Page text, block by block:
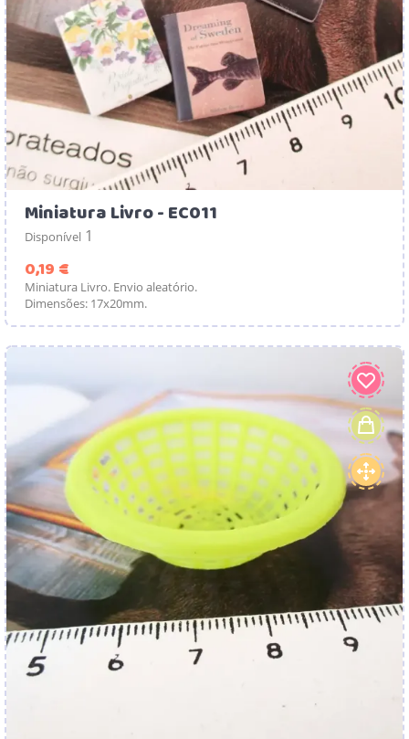
Miniatura Livro - EC011
Disponível 1
0,19 €
Miniatura Livro. Envio aleatório.
Dimensões: 17x20mm.